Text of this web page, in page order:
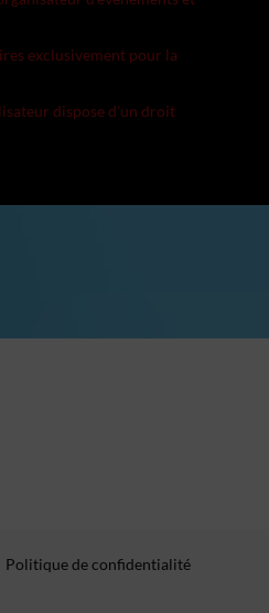
exclusivement pour la
dispose d'un droit
Politique de confidentialité